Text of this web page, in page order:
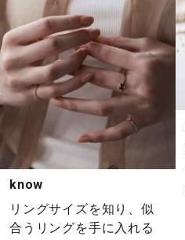
know
リングサイズを知り、似
合うリングを手に入れる